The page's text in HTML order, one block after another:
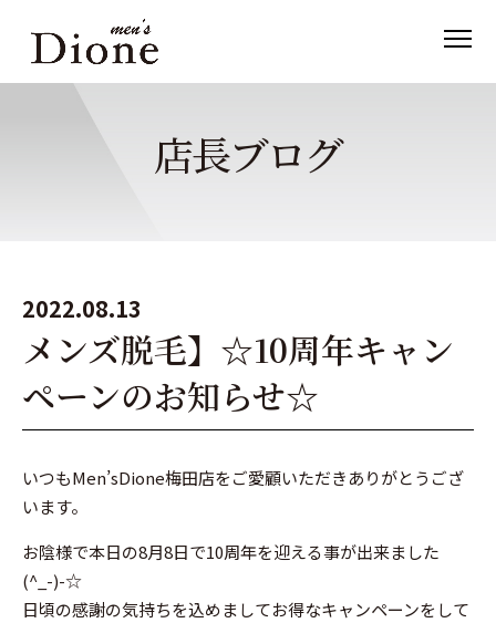
店長ブログ
2022.08.13
メンズ脱毛】☆10周年キャン
ペーンのお知らせ☆
いつもMen’sDione梅田店をご愛顧いただきありがとうござ
います。
お陰様で本日の8月8日で10周年を迎える事が出来ました
(^_-)-☆
日頃の感謝の気持ちを込めましてお得なキャンペーンをして